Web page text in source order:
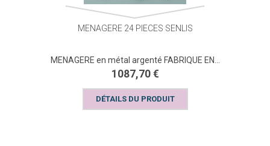
MENAGERE 24 PIECES SENLIS
MENAGERE en métal argenté FABRIQUE EN...
1087,70 €
DÉTAILS DU PRODUIT